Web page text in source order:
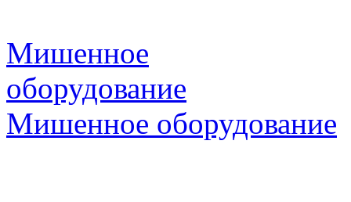
Мишенное
оборудование
Мишенное оборудование